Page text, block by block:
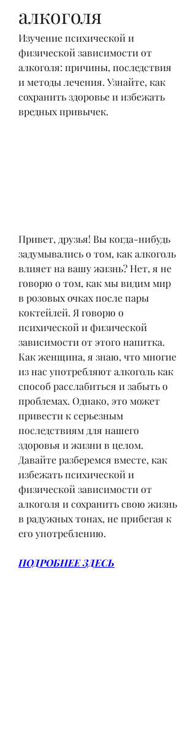
алкоголя
Изучение психической и
физической зависимости от
алкоголя: причины, последствия
и методы лечения. Узнайте, как
сохранить здоровье и избежать
вредных привычек.
Привет, друзья! Вы когда-нибудь
задумывались о том, как алкоголь
влияет на вашу жизнь? Нет, я не
говорю о том, как мы видим мир
в розовых очках после пары
коктейлей. Я говорю о
психической и физической
зависимости от этого напитка.
Как женщина, я знаю, что многие
из нас употребляют алкоголь как
способ расслабиться и забыть о
проблемах. Однако, это может
привести к серьезным
последствиям для нашего
здоровья и жизни в целом.
Давайте разберемся вместе, как
избежать психической и
физической зависимости от
алкоголя и сохранить свою жизнь
в радужных тонах, не прибегая к
его употреблению.
ПОДРОБНЕЕ ЗДЕСЬ